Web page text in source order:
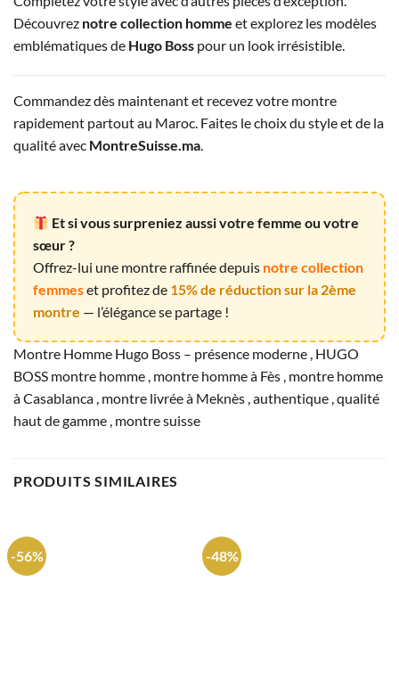
Découvrez notre collection homme et explorez les modèles
emblématiques de Hugo Boss pour un look irrésistible.
Commandez dès maintenant et recevez votre montre
rapidement partout au Maroc. Faites le choix du style et de la
qualité avec MontreSuisse.ma.
Et si vous surpreniez aussi votre femme ou votre
sœur ?
Offrez-lui une montre raffinée depuis notre collection
femmeset profitez de 15% de réduction sur la 2ème
montre — l’élégance se partage !
Montre Homme Hugo Boss – présence moderne , HUGO
BOSS montre homme , montre homme à Fès , montre homme
à Casablanca , montre livrée à Meknès , authentique , qualité
haut de gamme , montre suisse
PRODUITS SIMILAIRES
-56% -48%